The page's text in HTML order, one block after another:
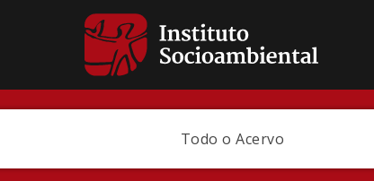
Todo o Acervo